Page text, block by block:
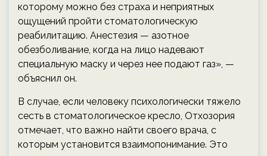
которому можно без страха и неприятных
ощущений пройти стоматологическую
реабилитацию. Анестезия — азотное
обезболивание, когда на лицо надевают
специальную маску и через нее подают газ», —
объяснил он.
В случае, если человеку психологически тяжело
сесть в стоматологическое кресло, Отхозория
отмечает, что важно найти своего врача, с
которым установится взаимопонимание. Это